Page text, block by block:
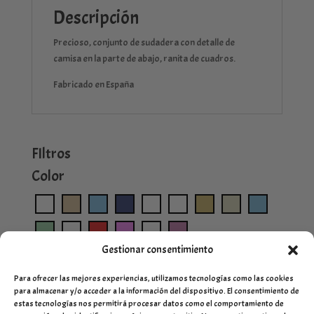
Gestionar consentimiento
Para ofrecer las mejores experiencias, utilizamos tecnologías como las cookies
para almacenar y/o acceder a la información del dispositivo. El consentimiento de
estas tecnologías nos permitirá procesar datos como el comportamiento de
Descripción
Precioso, conjunto de sudadera con detalle de
camisa en la parte de abajo, ranita de cuadros.
Fabricado en España
FIltros
Color